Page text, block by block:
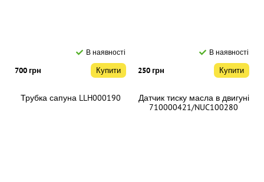
В наявності
700 грн Купити
Трубка сапуна LLH000190
В наявності
250 грн Купити
Датчик тиску масла в двигуні
710000421/NUC100280